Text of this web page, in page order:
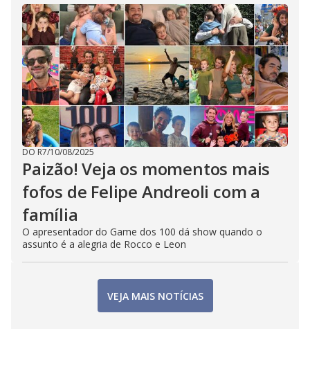
DO R7/10/08/2025
Paizão! Veja os momentos mais
fofos de Felipe Andreoli com a
família
O apresentador do Game dos 100 dá show quando o
assunto é a alegria de Rocco e Leon
VEJA MAIS NOTÍCIAS